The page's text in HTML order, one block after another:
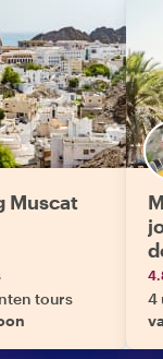
Muscat
tours
4